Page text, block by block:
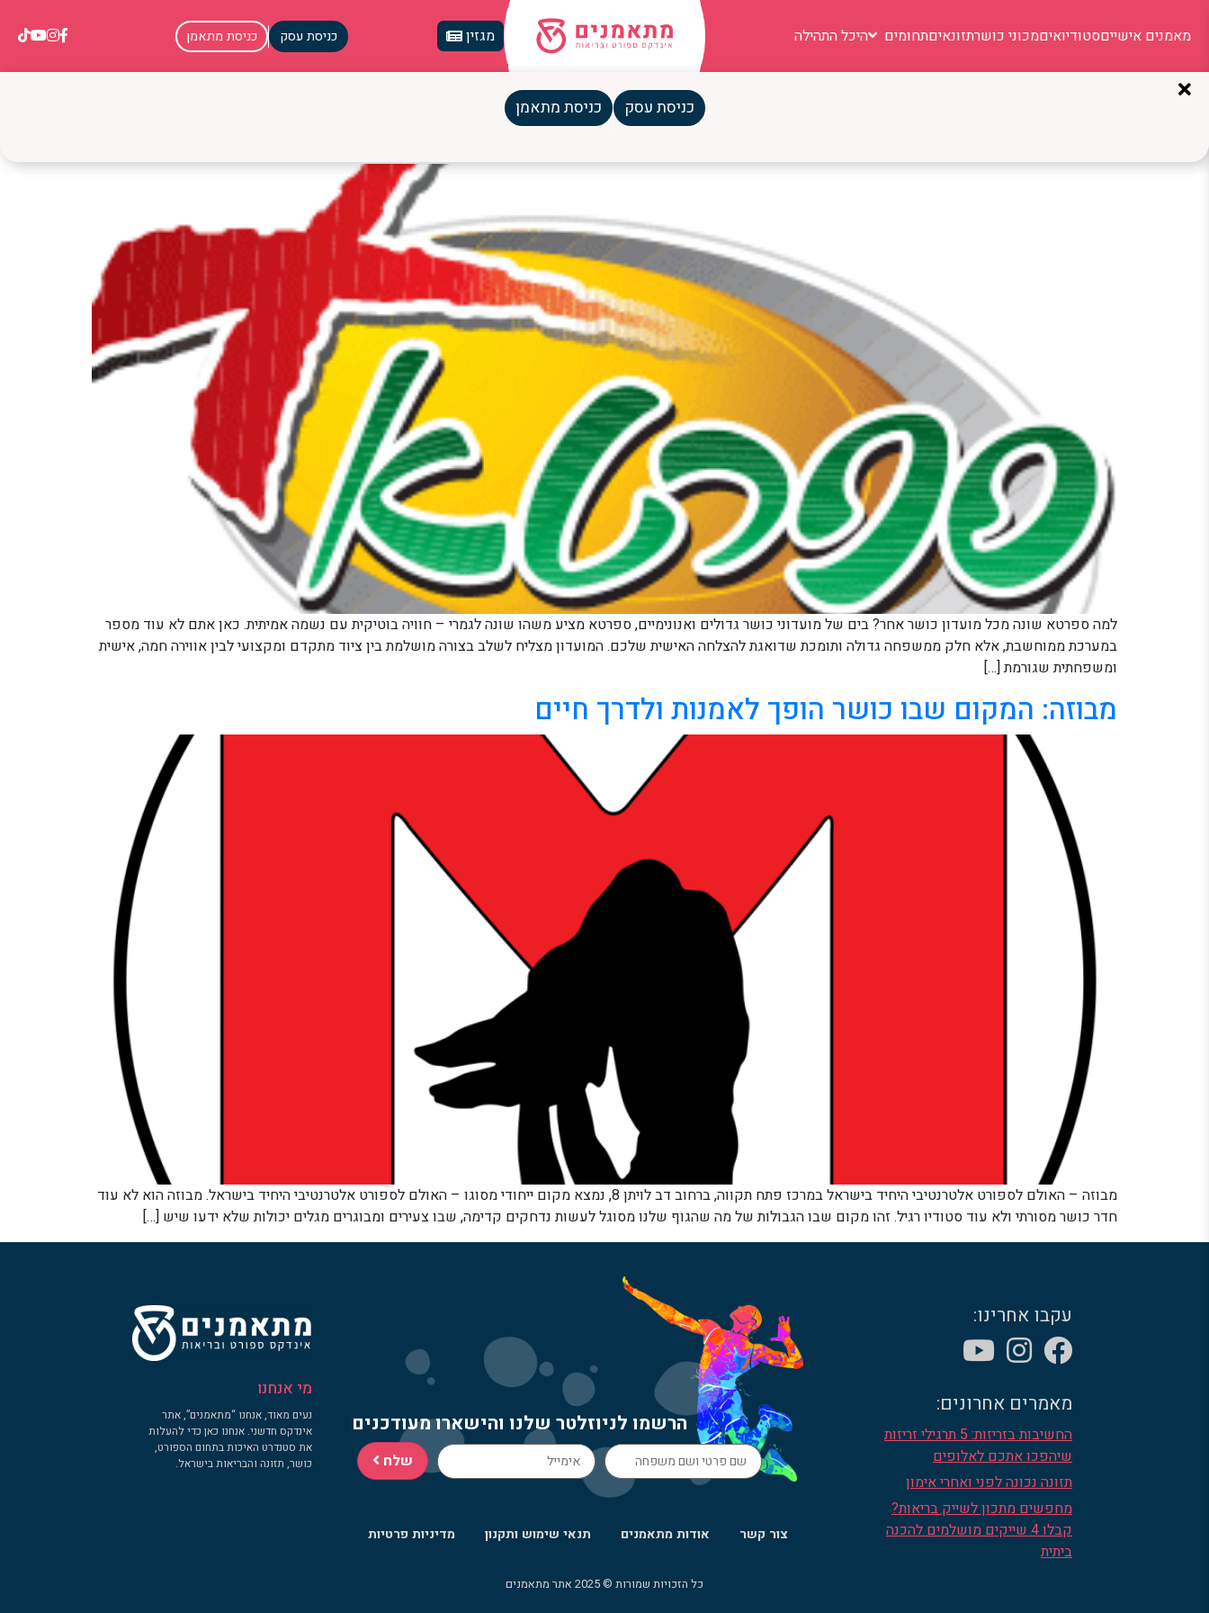
מאמנים אישייםסטודיואיםמכוני כושרתזונאיםתחומים היכל התהילה מגזין כניסת עסק כניסת מתאמן
כניסת עסק כניסת מתאמן
ספרטא: מועדון כושר בוטיק עם אווירה משפחתית לכל גיל ורמה
למה ספרטא שונה מכל מועדון כושר אחר? בים של מועדוני כושר גדולים ואנונימיים, ספרטא מציע משהו שונה לגמרי – חוויה בוטיקית עם נשמה אמיתית. כאן אתם לא עוד מספר
במערכת ממוחשבת, אלא חלק ממשפחה גדולה ותומכת שדואגת להצלחה האישית שלכם. המועדון מצליח לשלב בצורה מושלמת בין ציוד מתקדם ומקצועי לבין אווירה חמה, אישית
ומשפחתית שגורמת […]
מבוזה: המקום שבו כושר הופך לאמנות ולדרך חיים
מבוזה – האולם לספורט אלטרנטיבי היחיד בישראל במרכז פתח תקווה, ברחוב דב לויתן 8, נמצא מקום ייחודי מסוגו – האולם לספורט אלטרנטיבי היחיד בישראל. מבוזה הוא לא עוד
חדר כושר מסורתי ולא עוד סטודיו רגיל. זהו מקום שבו הגבולות של מה שהגוף שלנו מסוגל לעשות נדחקים קדימה, שבו צעירים ומבוגרים מגלים יכולות שלא ידעו שיש […]
עקבו אחרינו:
מאמרים אחרונים:
החשיבות בזריזות: 5 תרגילי זריזות
שיהפכו אתכם לאלופים
תזונה נכונה לפני ואחרי אימון
מחפשים מתכון לשייק בריאות?
קבלו 4 שייקים מושלמים להכנה
ביתית
הרשמו לניוזלטר שלנו והישארו מעודכנים
שלח
צור קשר אודות מתאמנים תנאי שימוש ותקנון מדיניות פרטיות
מי אנחנו
נעים מאוד, אנחנו “מתאמנים”, אתר
אינדקס חדשני. אנחנו כאן כדי להעלות
את סטנדרט האיכות בתחום הספורט,
כושר, תזונה והבריאות בישראל.
כל הזכויות שמורות © 2025 אתר מתאמנים